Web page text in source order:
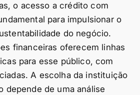
o acesso a crédito com
para impulsionar o
do negócio.
financeiras oferecem linhas
para esse público, com
A escolha da instituição
depende de uma análise